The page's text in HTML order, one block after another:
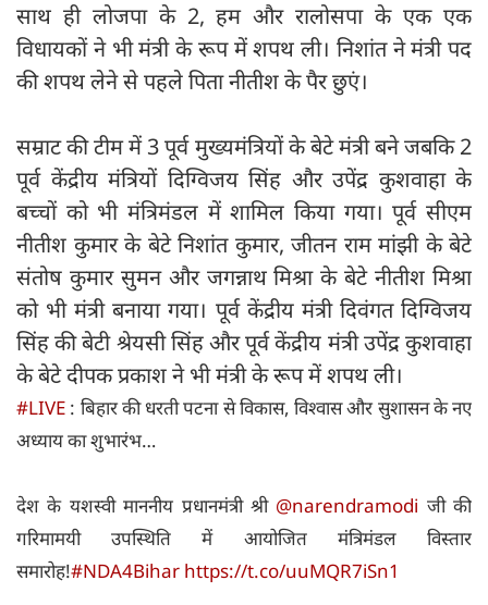
साथ ही लोजपा के 2, हम और रालोसपा के एक एक
विधायकों ने भी मंत्री के रूप में शपथ ली। निशांत ने मंत्री पद
की शपथ लेने से पहले पिता नीतीश के पैर छुएं।
सम्राट की टीम में 3 पूर्व मुख्यमंत्रियों के बेटे मंत्री बने जबकि 2
पूर्व केंद्रीय मंत्रियों दिग्विजय सिंह और उपेंद्र कुशवाहा के
बच्चों को भी मं‍त्रिमंडल में शामिल किया गया। पूर्व सीएम
नीतीश कुमार के बेटे निशांत कुमार, जीतन राम मांझी के बेटे
संतोष कुमार सुमन और जगन्नाथ मिश्रा के बेटे नीतीश मिश्रा
को भी मंत्री बनाया गया। पूर्व केंद्रीय मंत्री दिवंगत दिग्विजय
सिंह की बेटी श्रेयसी सिंह और पूर्व केंद्रीय मंत्री उपेंद्र कुशवाहा
के बेटे दीपक प्रकाश ने भी मंत्री के रूप में शपथ ली।
#LIVE : बिहार की धरती पटना से विकास, विश्वास और सुशासन के नए
अध्याय का शुभारंभ…
देश के यशस्वी माननीय प्रधानमंत्री श्री @narendramodi जी की
गरिमामयी उपस्थिति में आयोजित मंत्रिमंडल विस्तार
समारोह!#NDA4Bihar https://t.co/uuMQR7iSn1